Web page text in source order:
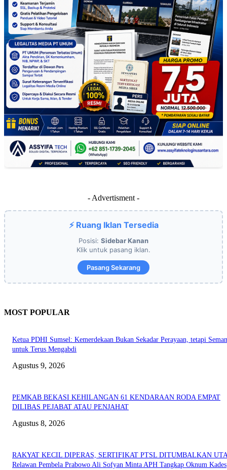
- Advertisment -
⚡ Ruang Iklan Tersedia
Posisi: Sidebar Kanan
Klik untuk pasang iklan.
Pasang Sekarang
MOST POPULAR
Ketua PDHI Sumsel: Kemerdekaan Bukan Sekadar Perayaan, tetapi
untuk Terus Mengabdi
Agustus 9, 2026
PEMKAB BEKASI KEHILANGAN 61 KENDARAAN RODA EMPAT
DILIBAS PEJABAT ATAU PENJAHAT
Agustus 8, 2026
RAKYAT KECIL DIPERAS, SERTIFIKAT PTSL DITUMBALKAN
Relawan Pembela Prabowo Ali Sofyan Minta APH Tangkap Oknum Kades